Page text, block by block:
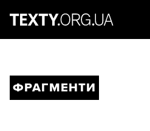
ФРАГМЕНТИ